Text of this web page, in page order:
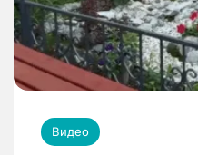
Видео